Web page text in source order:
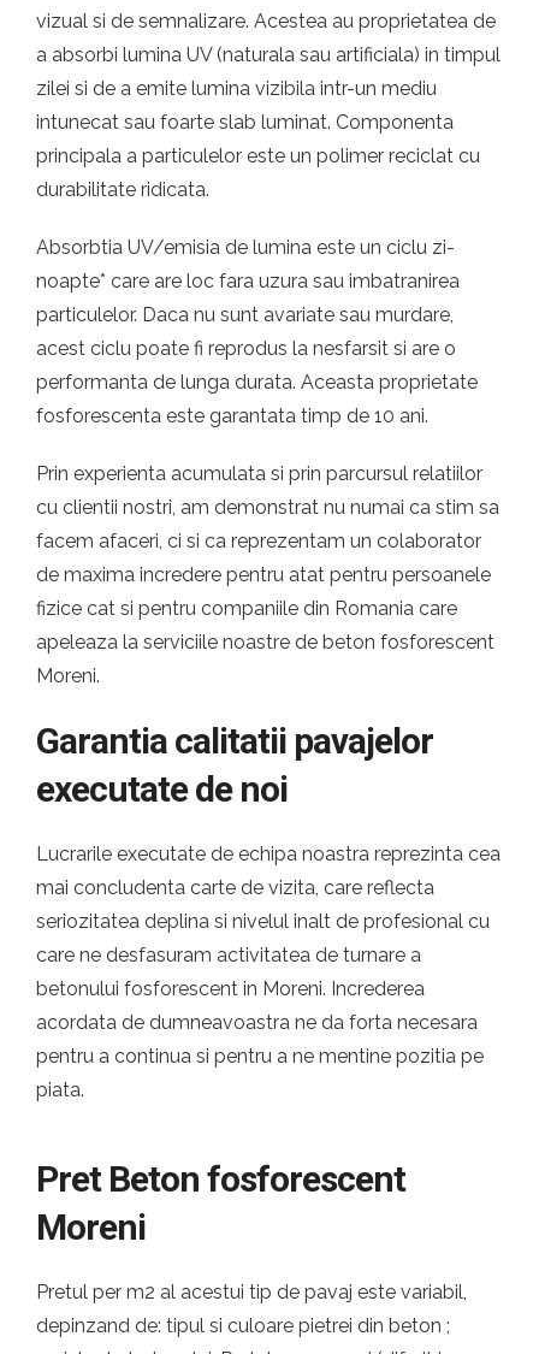
vizual si de semnalizare. Acestea au proprietatea de
a absorbi lumina UV (naturala sau artificiala) in timpul
zilei si de a emite lumina vizibila intr-un mediu
intunecat sau foarte slab luminat. Componenta
principala a particulelor este un polimer reciclat cu
durabilitate ridicata.
Absorbtia UV/emisia de lumina este un ciclu zi-
noapte* care are loc fara uzura sau imbatranirea
particulelor. Daca nu sunt avariate sau murdare,
acest ciclu poate fi reprodus la nesfarsit si are o
performanta de lunga durata. Aceasta proprietate
fosforescenta este garantata timp de 10 ani.
Prin experienta acumulata si prin parcursul relatiilor
cu clientii nostri, am demonstrat nu numai ca stim sa
facem afaceri, ci si ca reprezentam un colaborator
de maxima incredere pentru atat pentru persoanele
fizice cat si pentru companiile din Romania care
apeleaza la serviciile noastre de beton fosforescent
Moreni.
Garantia calitatii pavajelor
executate de noi
Lucrarile executate de echipa noastra reprezinta cea
mai concludenta carte de vizita, care reflecta
seriozitatea deplina si nivelul inalt de profesional cu
care ne desfasuram activitatea de turnare a
betonului fosforescent in Moreni. Increderea
acordata de dumneavoastra ne da forta necesara
pentru a continua si pentru a ne mentine pozitia pe
piata.
Pret Beton fosforescent
Moreni
Pretul per m2 al acestui tip de pavaj este variabil,
depinzand de: tipul si culoare pietrei din beton ;